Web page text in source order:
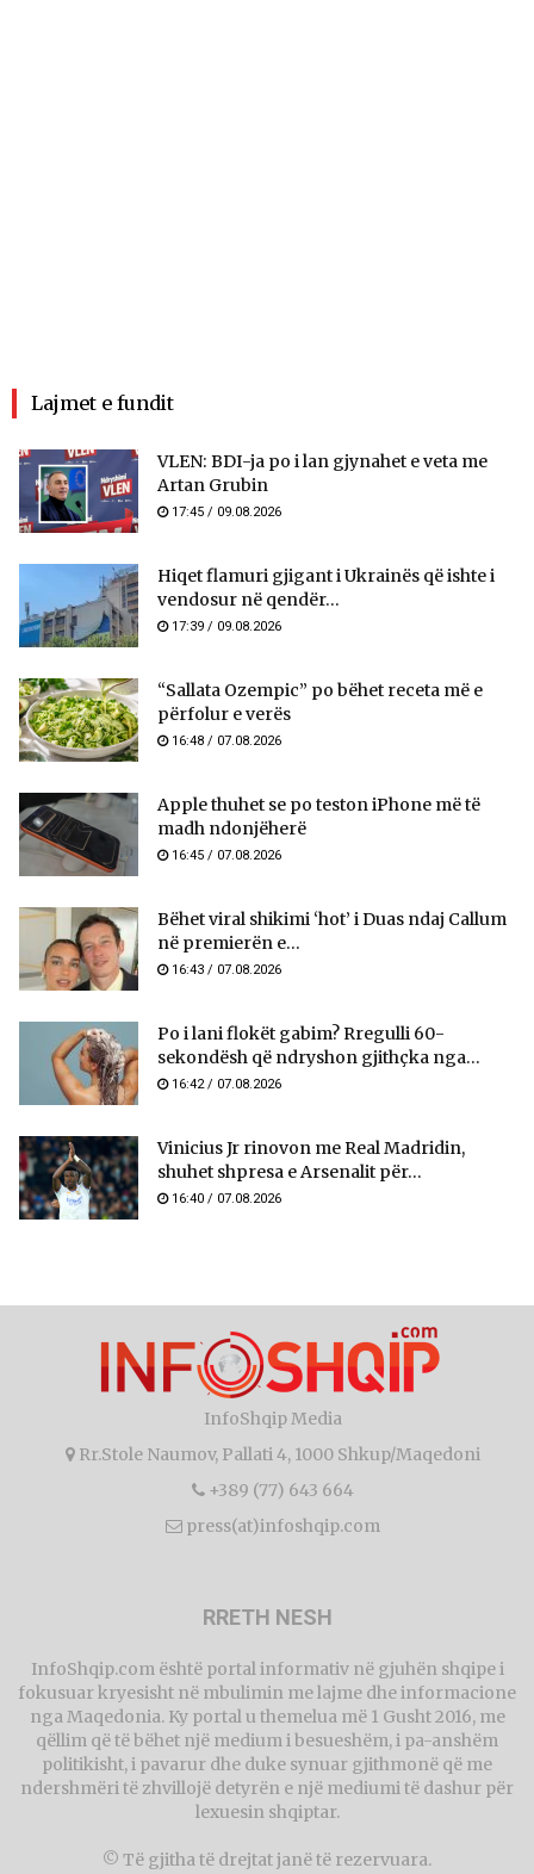
Lajmet e fundit
VLEN: BDI-ja po i lan gjynahet e veta me
Artan Grubin
17:45 / 09.08.2026
Hiqet flamuri gjigant i Ukrainës që ishte i
vendosur në qendër...
17:39 / 09.08.2026
“Sallata Ozempic” po bëhet receta më e
përfolur e verës
16:48 / 07.08.2026
Apple thuhet se po teston iPhone më të
madh ndonjëherë
16:45 / 07.08.2026
Bëhet viral shikimi ‘hot’ i Duas ndaj Callum
në premierën e...
16:43 / 07.08.2026
Po i lani flokët gabim? Rregulli 60-
sekondësh që ndryshon gjithçka nga...
16:42 / 07.08.2026
Vinicius Jr rinovon me Real Madridin,
shuhet shpresa e Arsenalit për...
16:40 / 07.08.2026
InfoShqip Media
Rr.Stole Naumov, Pallati 4, 1000 Shkup/Maqedoni
+389 (77) 643 664
press(at)infoshqip.com
RRETH NESH
InfoShqip.com është portal informativ në gjuhën shqipe i
fokusuar kryesisht në mbulimin me lajme dhe informacione
nga Maqedonia. Ky portal u themelua më 1 Gusht 2016, me
qëllim që të bëhet një medium i besueshëm, i pa-anshëm
politikisht, i pavarur dhe duke synuar gjithmonë që me
ndershmëri të zhvillojë detyrën e një mediumi të dashur për
lexuesin shqiptar.
© Të gjitha të drejtat janë të rezervuara.